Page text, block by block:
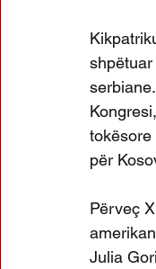
tokësore
për
Përveç
Julia